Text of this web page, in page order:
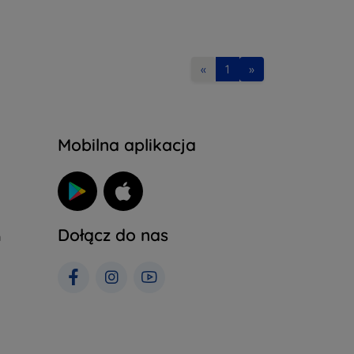
« 1 »
Mobilna aplikacja
Dołącz do nas